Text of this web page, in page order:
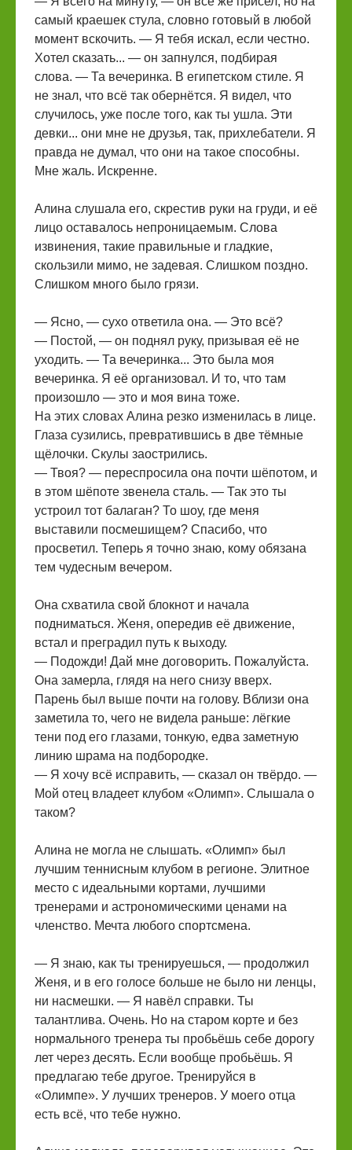
самый краешек стула, словно готовый в любой
момент вскочить. — Я тебя искал, если честно.
Хотел сказать... — он запнулся, подбирая
слова. — Та вечеринка. В египетском стиле. Я
не знал, что всё так обернётся. Я видел, что
случилось, уже после того, как ты ушла. Эти
девки... они мне не друзья, так, прихлебатели. Я
правда не думал, что они на такое способны.
Мне жаль. Искренне.
Алина слушала его, скрестив руки на груди, и её
лицо оставалось непроницаемым. Слова
извинения, такие правильные и гладкие,
скользили мимо, не задевая. Слишком поздно.
Слишком много было грязи.
— Ясно, — сухо ответила она. — Это всё?
— Постой, — он поднял руку, призывая её не
уходить. — Та вечеринка... Это была моя
вечеринка. Я её организовал. И то, что там
произошло — это и моя вина тоже.
На этих словах Алина резко изменилась в лице.
Глаза сузились, превратившись в две тёмные
щёлочки. Скулы заострились.
— Твоя? — переспросила она почти шёпотом, и
в этом шёпоте звенела сталь. — Так это ты
устроил тот балаган? То шоу, где меня
выставили посмешищем? Спасибо, что
просветил. Теперь я точно знаю, кому обязана
тем чудесным вечером.
Она схватила свой блокнот и начала
подниматься. Женя, опередив её движение,
встал и преградил путь к выходу.
— Подожди! Дай мне договорить. Пожалуйста.
Она замерла, глядя на него снизу вверх.
Парень был выше почти на голову. Вблизи она
заметила то, чего не видела раньше: лёгкие
тени под его глазами, тонкую, едва заметную
линию шрама на подбородке.
— Я хочу всё исправить, — сказал он твёрдо. —
Мой отец владеет клубом «Олимп». Слышала о
таком?
Алина не могла не слышать. «Олимп» был
лучшим теннисным клубом в регионе. Элитное
место с идеальными кортами, лучшими
тренерами и астрономическими ценами на
членство. Мечта любого спортсмена.
— Я знаю, как ты тренируешься, — продолжил
Женя, и в его голосе больше не было ни ленцы,
ни насмешки. — Я навёл справки. Ты
талантлива. Очень. Но на старом корте и без
нормального тренера ты пробьёшь себе дорогу
лет через десять. Если вообще пробьёшь. Я
предлагаю тебе другое. Тренируйся в
«Олимпе». У лучших тренеров. У моего отца
есть всё, что тебе нужно.